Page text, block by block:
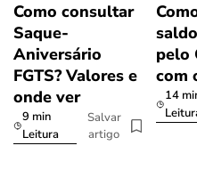
Como consultar
Saque-
Aniversário
FGTS? Valores e
onde ver
9 min
Leitura
Salvar
artigo
pelo
com
14